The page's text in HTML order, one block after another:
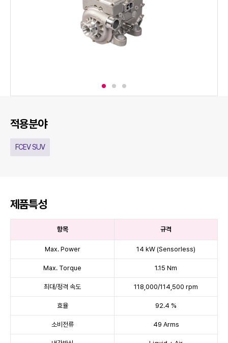
적용분야
FCEV SUV
제품특성
항목 규격
Max. Power 14 kW (Sensorless)
Max. Torque 1.15 Nm
최대/정격 속도 118,000/114,500 rpm
효율 92.4 %
소비전류 49 Arms